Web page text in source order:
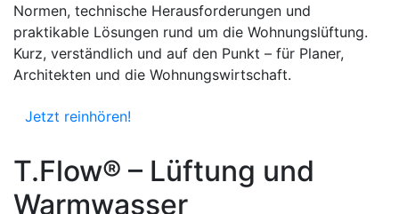
Normen, technische Herausforderungen und
praktikable Lösungen rund um die Wohnungslüftung.
Kurz, verständlich und auf den Punkt – für Planer,
Architekten und die Wohnungswirtschaft.
Jetzt reinhören!
T.Flow® – Lüftung und
Warmwasser